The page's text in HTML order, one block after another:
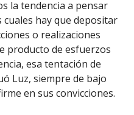
la tendencia a pensar
hay que depositar
o realizaciones
producto de esfuerzos
esa tentación de
Luz, siempre de bajo
en sus convicciones.